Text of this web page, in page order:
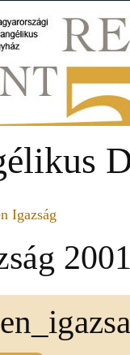
Igazság